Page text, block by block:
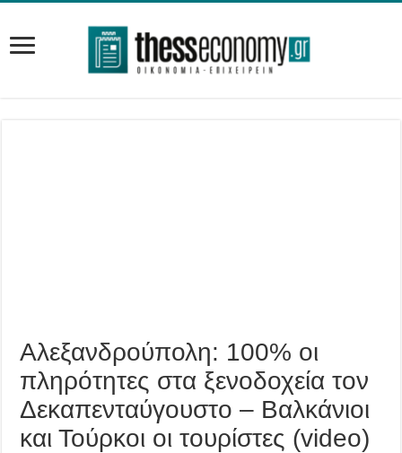
Aλεξανδρούπολη: 100% οι
πληρότητες στα ξενοδοχεία τον
Δεκαπενταύγουστο – Βαλκάνιοι
και Τούρκοι οι τουρίστες (video)